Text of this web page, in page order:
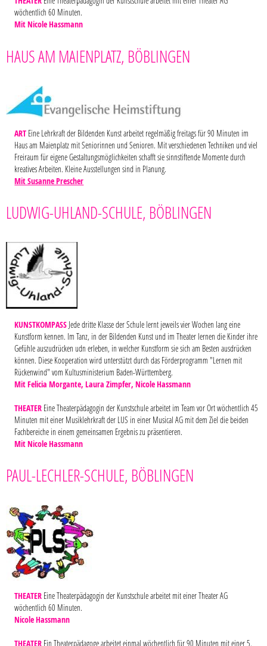
wöchentlich 60 Minuten.
Mit Nicole Hassmann
HAUS AM MAIENPLATZ, BÖBLINGEN
ART Eine Lehrkraft der Bildenden Kunst arbeitet regelmäßig freitags für 90 Minuten im
Haus am Maienplatz mit Seniorinnen und Senioren. Mit verschiedenen Techniken und viel
Freiraum für eigene Gestaltungsmöglichkeiten schafft sie sinnstiftende Momente durch
kreatives Arbeiten. Kleine Ausstellungen sind in Planung.
Mit Susanne Prescher
LUDWIG-UHLAND-SCHULE, BÖBLINGEN
KUNSTKOMPASS Jede dritte Klasse der Schule lernt jeweils vier Wochen lang eine
Kunstform kennen. Im Tanz, in der Bildenden Kunst und im Theater lernen die Kinder ihre
Gefühle auszudrücken udn erleben, in welcher Kunstform sie sich am Besten ausdrücken
können. Diese Kooperation wird unterstützt durch das Förderprogramm "Lernen mit
Rückenwind" vom Kultusministerium Baden-Württemberg.
Mit Felicia Morgante, Laura Zimpfer, Nicole Hassmann
THEATER Eine Theaterpädagogin der Kunstschule arbeitet im Team vor Ort wöchentlich 45
Minuten mit einer Musiklehrkraft der LUS in einer Musical AG mit dem Ziel die beiden
Fachbereiche in einem gemeinsamen Ergebnis zu präsentieren.
Mit Nicole Hassmann
PAUL-LECHLER-SCHULE, BÖBLINGEN
THEATER Eine Theaterpädagogin der Kunstschule arbeitet mit einer Theater AG
wöchentlich 60 Minuten.
Nicole Hassmann
THEATER Ein Theaterpädagoge arbeitet einmal wöchentlich für 90 Minuten mit einer 5.